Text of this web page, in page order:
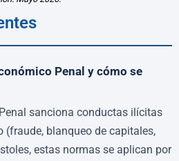
Penal y cómo se
sanciona conductas ilícitas
(fraude, blanqueo de capitales,
estas normas se aplican por